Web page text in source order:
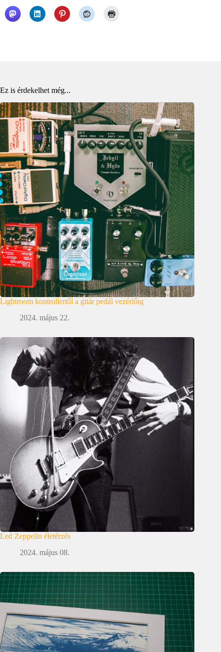
Ez is érdekelhet még...
Lightroom kontrollertől a gitár pedál vezérlőig
2024. május 22.
Led Zeppelin életérzés
2024. május 08.